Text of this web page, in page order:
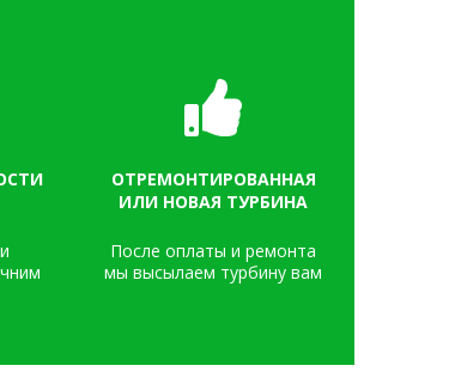
ОТРЕМОНТИРОВАННАЯ
ИЛИ НОВАЯ ТУРБИНА
После оплаты и ремонта
мы высылаем турбину вам